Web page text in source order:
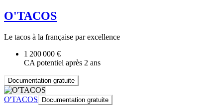
O'TACOS
Le tacos à la française par excellence
1 200 000 €
CA potentiel après 2 ans
Documentation gratuite
O'TACOS Documentation gratuite